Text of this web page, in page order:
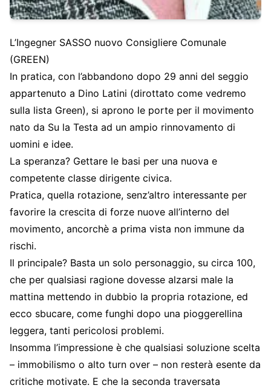
L’Ingegner SASSO nuovo Consigliere Comunale
(GREEN)
In pratica, con l’abbandono dopo 29 anni del seggio
appartenuto a Dino Latini (dirottato come vedremo
sulla lista Green), si aprono le porte per il movimento
nato da Su la Testa ad un ampio rinnovamento di
uomini e idee.
La speranza? Gettare le basi per una nuova e
competente classe dirigente civica.
Pratica, quella rotazione, senz’altro interessante per
favorire la crescita di forze nuove all’interno del
movimento, ancorchè a prima vista non immune da
rischi.
Il principale? Basta un solo personaggio, su circa 100,
che per qualsiasi ragione dovesse alzarsi male la
mattina mettendo in dubbio la propria rotazione, ed
ecco sbucare, come funghi dopo una pioggerellina
leggera, tanti pericolosi problemi.
Insomma l’impressione è che qualsiasi soluzione scelta
– immobilismo o alto turn over – non resterà esente da
critiche motivate. E che la seconda traversata